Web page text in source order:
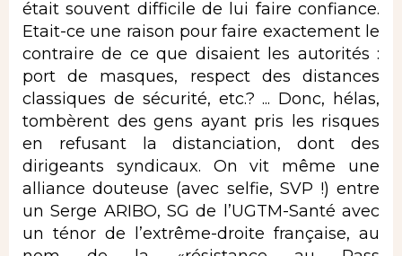
était souvent difficile de lui faire confiance.
Etait-ce une raison pour faire exactement le
contraire de ce que disaient les autorités :
port de masques, respect des distances
classiques de sécurité, etc.? ... Donc, hélas,
tombèrent des gens ayant pris les risques
en refusant la distanciation, dont des
dirigeants syndicaux. On vit même une
alliance douteuse (avec selfie, SVP !) entre
un Serge ARIBO, SG de l’UGTM-Santé avec
un ténor de l’extrême-droite française, au